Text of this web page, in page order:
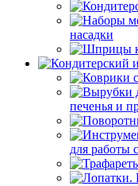
насадки
печенья и
для работы